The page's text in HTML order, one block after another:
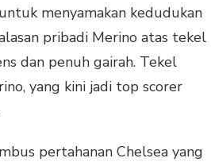
menyamakan kedudukan
pribadi Merino atas tekel
dan penuh gairah. Tekel
yang kini jadi top scorer
pertahanan Chelsea yang